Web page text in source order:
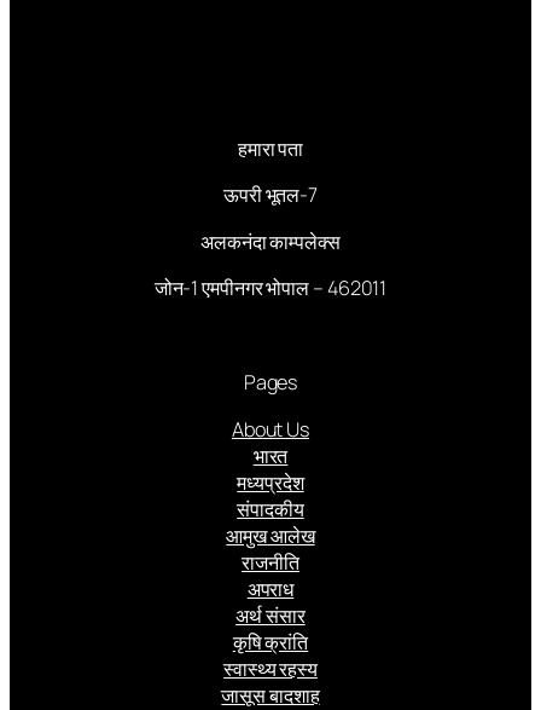
हमारा पता
ऊपरी भूतल-7
अलकनंदा काम्पलेक्स
जोन-1 एमपीनगर भोपाल – 462011
Pages
About Us
भारत
मध्यप्रदेश
संपादकीय
आमुख आलेख
राजनीति
अपराध
अर्थ संसार
कृषि क्रांति
स्वास्थ्य रहस्य
जासूस बादशाह